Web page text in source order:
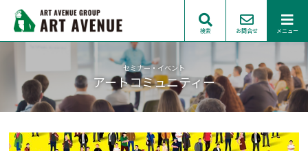
検索 お問合せ メニュー
セミナー・イベント
アートコミュニティー